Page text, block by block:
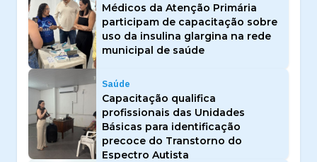
Médicos da Atenção Primária
participam de capacitação sobre
uso da insulina glargina na rede
municipal de saúde
Saúde
Capacitação qualifica
profissionais das Unidades
Básicas para identificação
precoce do Transtorno do
Espectro Autista